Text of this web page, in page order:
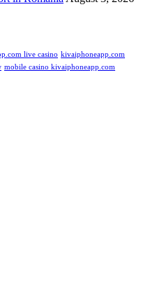
live casino kivaiphoneapp.com
mobile casino kivaiphoneapp.com